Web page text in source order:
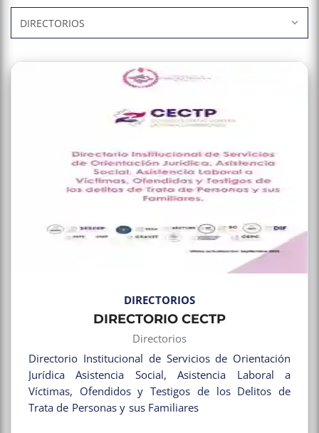
DIRECTORIOS
DIRECTORIO CECTP
Directorios
Directorio Institucional de Servicios de Orientación
Jurídica Asistencia Social, Asistencia Laboral a
Víctimas, Ofendidos y Testigos de los Delitos de
Trata de Personas y sus Familiares